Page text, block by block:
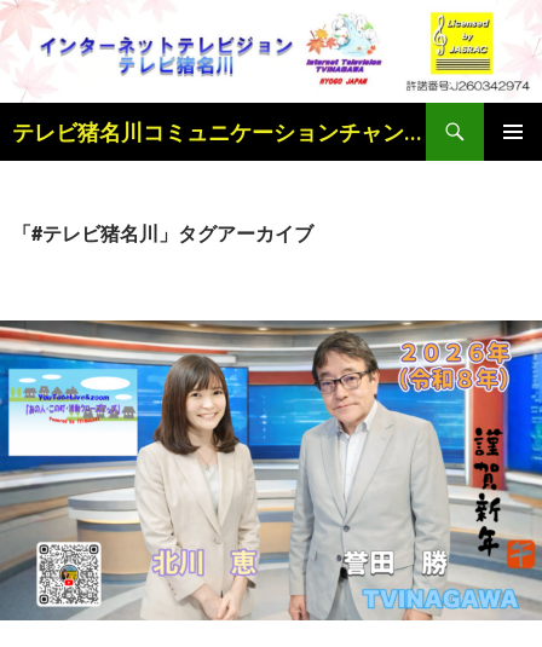
テレビ猪名川コミュニケーションチャンネル
索
ン
キ
ッ
プ
「#テレビ猪名川」タグアーカイブ